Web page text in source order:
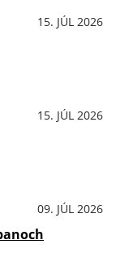
15. JÚL 2026
15. JÚL 2026
09. JÚL 2026